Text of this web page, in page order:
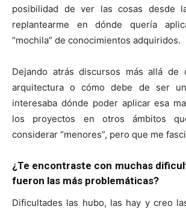
posibilidad de ver las cosas desde
replantearme en dónde quería
“mochila” de conocimientos adquiridos.
Dejando atrás discursos más allá
arquitectura o cómo debe de ser
interesaba dónde poder aplicar esa
los proyectos en otros ámbitos
considerar “menores”, pero que me
¿Te encontraste con muchas
fueron las más problemáticas?
Dificultades las hubo, las hay y creo